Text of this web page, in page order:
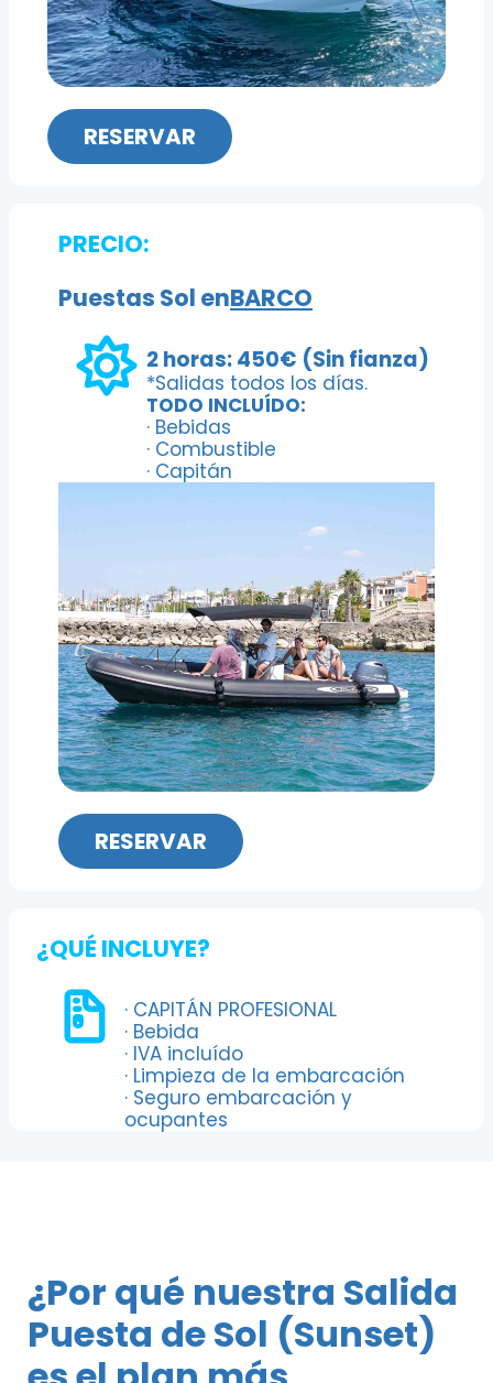
RESERVAR
PRECIO:
Puestas Sol enBARCO
2 horas: 450€ (Sin fianza)
*Salidas todos los días.
TODO INCLUÍDO:
· Bebidas
· Combustible
· Capitán
RESERVAR
¿QUÉ INCLUYE?
· CAPITÁN PROFESIONAL
· Bebida
· IVA incluído
· Limpieza de la embarcación
· Seguro embarcación y
ocupantes
¿Por qué nuestra Salida
Puesta de Sol (Sunset)